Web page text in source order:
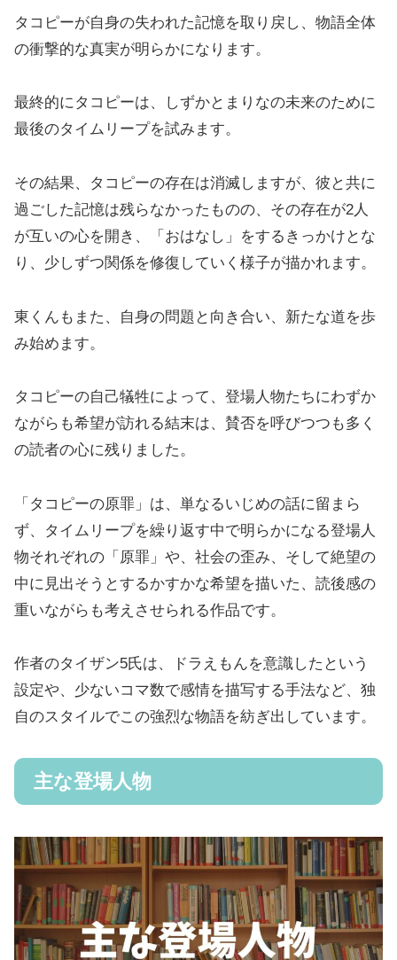
タコピーが自身の失われた記憶を取り戻し、物語全体
の衝撃的な真実が明らかになります。
最終的にタコピーは、しずかとまりなの未来のために
最後のタイムリープを試みます。
その結果、タコピーの存在は消滅しますが、彼と共に
過ごした記憶は残らなかったものの、その存在が2人
が互いの心を開き、「おはなし」をするきっかけとな
り、少しずつ関係を修復していく様子が描かれます。
東くんもまた、自身の問題と向き合い、新たな道を歩
み始めます。
タコピーの自己犠牲によって、登場人物たちにわずか
ながらも希望が訪れる結末は、賛否を呼びつつも多く
の読者の心に残りました。
「タコピーの原罪」は、単なるいじめの話に留まら
ず、タイムリープを繰り返す中で明らかになる登場人
物それぞれの「原罪」や、社会の歪み、そして絶望の
中に見出そうとするかすかな希望を描いた、読後感の
重いながらも考えさせられる作品です。
作者のタイザン5氏は、ドラえもんを意識したという
設定や、少ないコマ数で感情を描写する手法など、独
自のスタイルでこの強烈な物語を紡ぎ出しています。
主な登場人物